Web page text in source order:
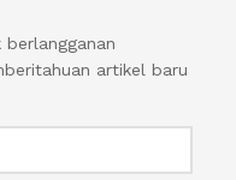
artikel baru